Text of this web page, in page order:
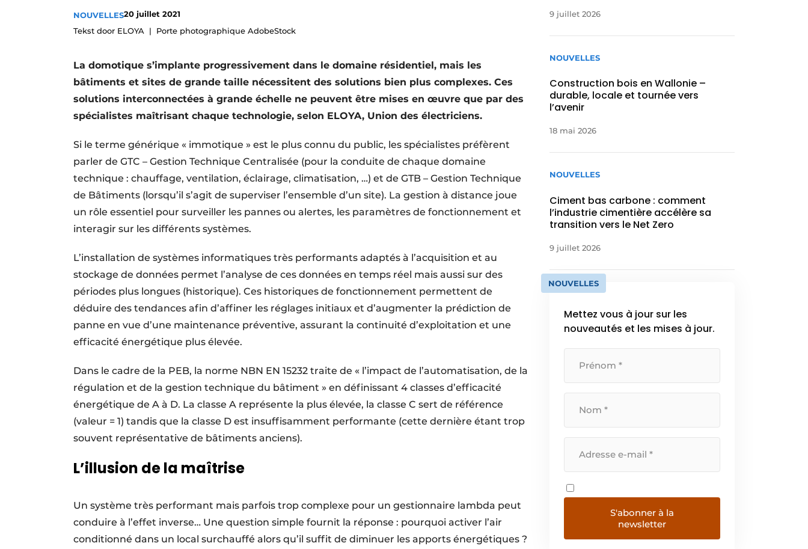
Termes et conditions
Video’s
NOUVELLES20 juillet 2021
Tekst door ELOYA
Porte photographique AdobeStock
La domotique s’implante progressivement dans le domaine résidentiel, mais les
bâtiments et sites de grande taille nécessitent des solutions bien plus complexes. Ces
solutions interconnectées à grande échelle ne peuvent être mises en œuvre que par des
spécialistes maîtrisant chaque technologie, selon ELOYA, Union des électriciens.
Si le terme générique « immotique » est le plus connu du public, les spécialistes préfèrent
parler de GTC – Gestion Technique Centralisée (pour la conduite de chaque domaine
technique : chauffage, ventilation, éclairage, climatisation, …) et de GTB – Gestion Technique
de Bâtiments (lorsqu’il s’agit de superviser l’ensemble d’un site). La gestion à distance joue
un rôle essentiel pour surveiller les pannes ou alertes, les paramètres de fonctionnement et
interagir sur les différents systèmes.
L’installation de systèmes informatiques très performants adaptés à l’acquisition et au
stockage de données permet l’analyse de ces données en temps réel mais aussi sur des
périodes plus longues (historique). Ces historiques de fonctionnement permettent de
déduire des tendances afin d’affiner les réglages initiaux et d’augmenter la prédiction de
panne en vue d’une maintenance préventive, assurant la continuité d’exploitation et une
efficacité énergétique plus élevée.
Dans le cadre de la PEB, la norme NBN EN 15232 traite de « l’impact de l’automatisation, de la
régulation et de la gestion technique du bâtiment » en définissant 4 classes d’efficacité
énergétique de A à D. La classe A représente la plus élevée, la classe C sert de référence
(valeur = 1) tandis que la classe D est insuffisamment performante (cette dernière étant trop
souvent représentative de bâtiments anciens).
L’illusion de la maîtrise
Un système très performant mais parfois trop complexe pour un gestionnaire lambda peut
conduire à l’effet inverse… Une question simple fournit la réponse : pourquoi activer l’air
conditionné dans un local surchauffé alors qu’il suffit de diminuer les apports énergétiques ?
9 juillet 2026
NOUVELLES
Construction bois en Wallonie –
durable, locale et tournée vers
l’avenir
18 mai 2026
NOUVELLES
Ciment bas carbone : comment
l’industrie cimentière accélère sa
transition vers le Net Zero
9 juillet 2026
NOUVELLES
Mettez vous à jour sur les
nouveautés et les mises à jour.
S'abonner à la
newsletter